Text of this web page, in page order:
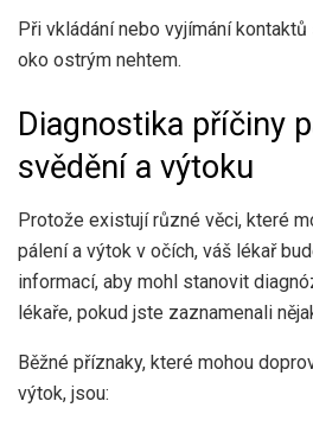
Při vkládání nebo vyjímání
oko ostrým nehtem.
Diagnostika příčiny
svědění a výtoku
Protože existují různé věci, které
pálení a výtok v očích, váš lékař
informací, aby mohl stanovit
lékaře, pokud jste zaznamenali
Běžné příznaky, které mohou
výtok, jsou: